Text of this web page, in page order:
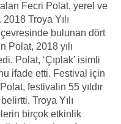
alan Fecri Polat, yerel ve
Troya Yılı
çevresinde bulunan dört
Polat, 2018 yılı
Polat, ‘Çıplak’ isimli
ifade etti. Festival için
festivalin 55 yıldır
Troya Yılı
birçok etkinlik